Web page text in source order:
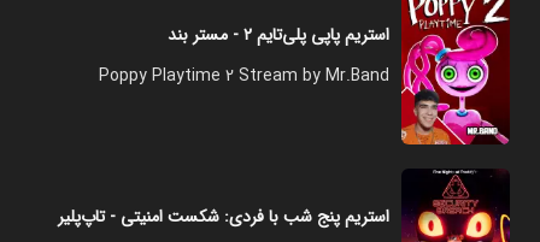
استریم پاپی پلی‌تایم ۲ - مستر بند
Poppy Playtime 2 Stream by Mr.Band
استریم پنج شب با فردی: شکست امنیتی - تاپ‌پلیر